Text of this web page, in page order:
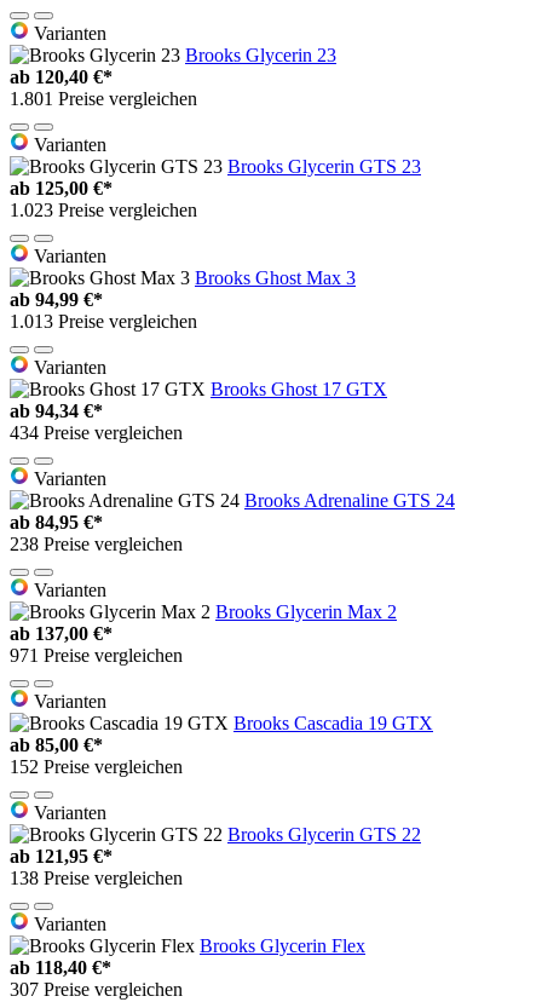
Varianten
Brooks Glycerin 23
ab 120,40 €*
1.801 Preise vergleichen
Varianten
Brooks Glycerin GTS 23
ab 125,00 €*
1.023 Preise vergleichen
Varianten
Brooks Ghost Max 3
ab 94,99 €*
1.013 Preise vergleichen
Varianten
Brooks Ghost 17 GTX
ab 94,34 €*
434 Preise vergleichen
Varianten
Brooks Adrenaline GTS 24
ab 84,95 €*
238 Preise vergleichen
Varianten
Brooks Glycerin Max 2
ab 137,00 €*
971 Preise vergleichen
Varianten
Brooks Cascadia 19 GTX
ab 85,00 €*
152 Preise vergleichen
Varianten
Brooks Glycerin GTS 22
ab 121,95 €*
138 Preise vergleichen
Varianten
Brooks Glycerin Flex
ab 118,40 €*
307 Preise vergleichen